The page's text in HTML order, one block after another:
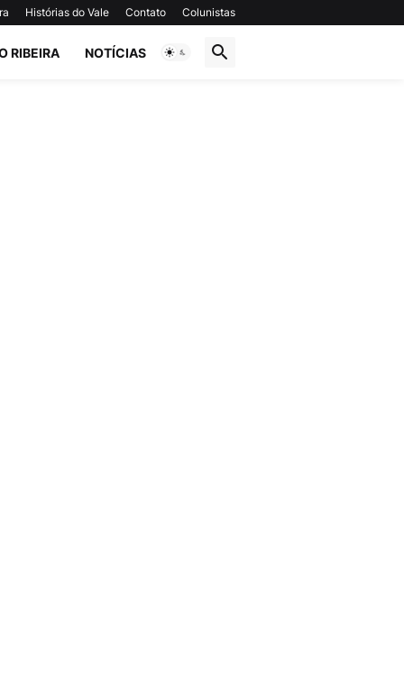
Histórias do Vale Contato Colunistas
RIBEIRA NOTÍCIAS